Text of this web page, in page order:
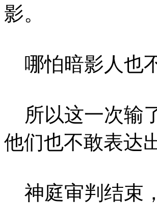
影。
哪怕暗影人也
所以这一次输
他们也不敢表达
神庭审判结束